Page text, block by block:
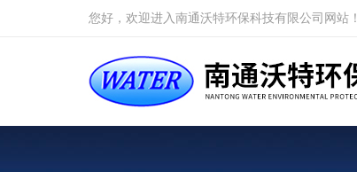
您好，欢迎进入南通沃特环保科技有限公司网站！